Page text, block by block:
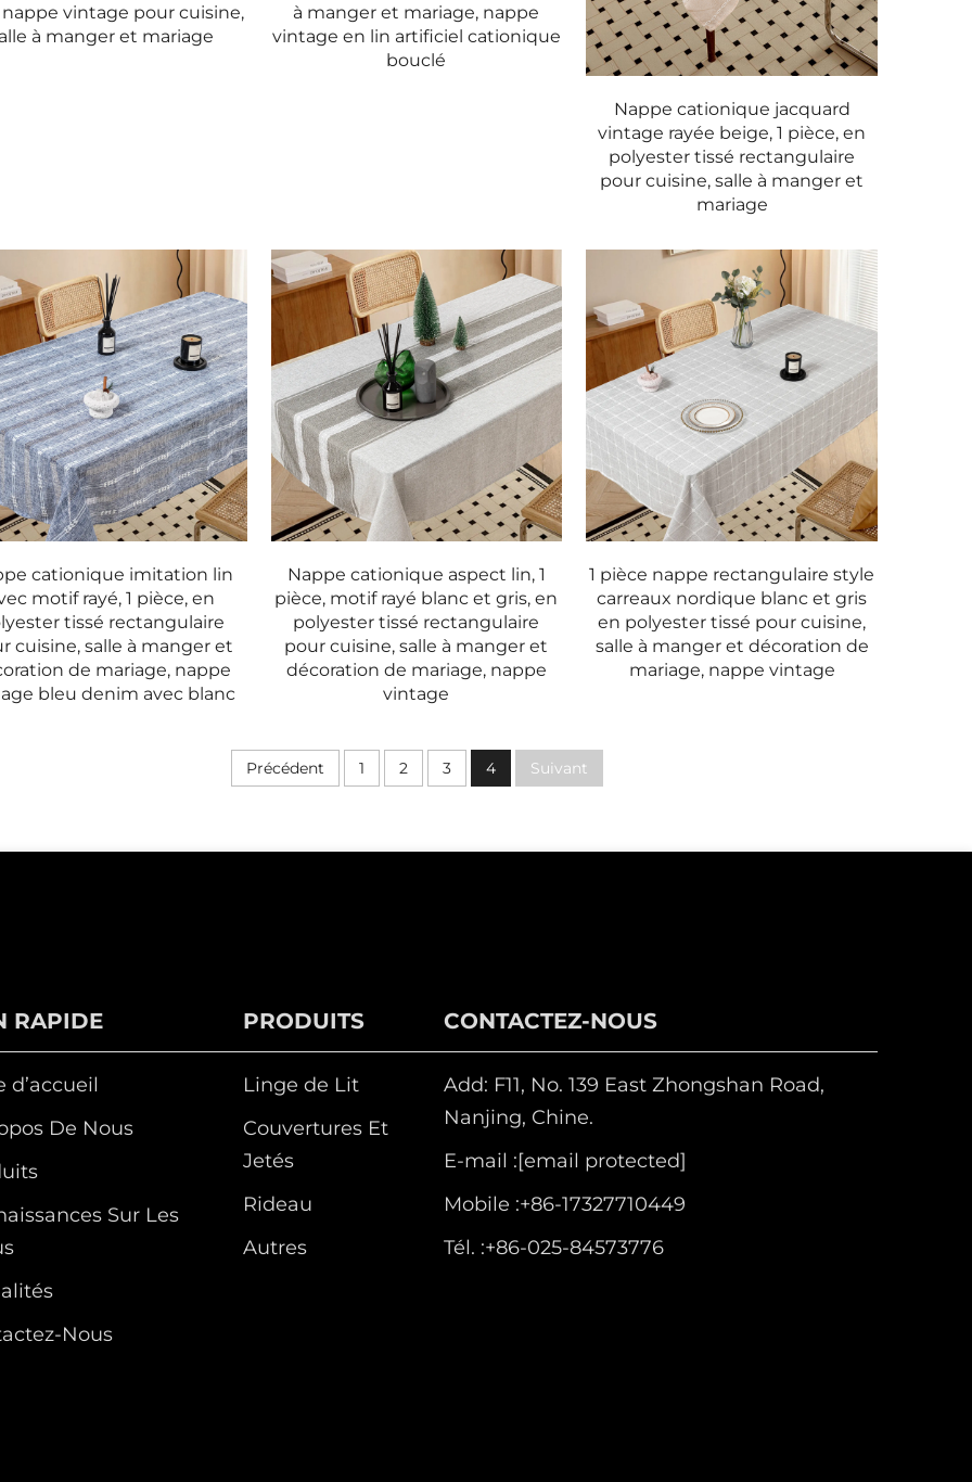
nappe vintage pour cuisine,
à manger et mariage
à manger et mariage, nappe
vintage en lin artificiel cationique
bouclé
Nappe cationique jacquard
vintage rayée beige, 1 pièce, en
polyester tissé rectangulaire
pour cuisine, salle à manger et
mariage
cationique imitation lin
motif rayé, 1 pièce, en
tissé rectangulaire
cuisine, salle à manger et
de mariage, nappe
bleu denim avec blanc
Nappe cationique aspect lin, 1
pièce, motif rayé blanc et gris, en
polyester tissé rectangulaire
pour cuisine, salle à manger et
décoration de mariage, nappe
vintage
1 pièce nappe rectangulaire style
carreaux nordique blanc et gris
en polyester tissé pour cuisine,
salle à manger et décoration de
mariage, nappe vintage
Précédent 1 2 3 4 Suivant
RAPIDE
d’accueil
De Nous
Sur Les
Nous
PRODUITS
Linge de Lit
Couvertures Et
Jetés
Rideau
Autres
CONTACTEZ-NOUS
Add: F11, No. 139 East Zhongshan Road,
Nanjing, Chine.
E-mail :[email protected]
Mobile :+86-17327710449
Tél. :+86-025-84573776